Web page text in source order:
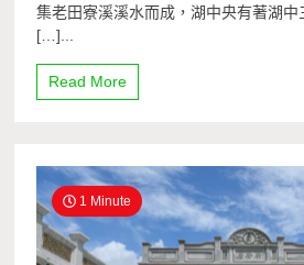
集老田寮溪溪水而成，湖中央有著湖
[…]...
Read More
1 Minute